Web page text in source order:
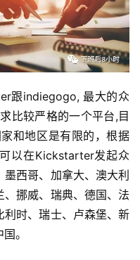
跟indiegogo, 最大的众
比较严格的一个平台,目
和地区是有限的，根据
以在Kickstarter发起众
西哥、加拿大、澳大利
挪威、瑞典、德国、法
利时、瑞士、卢森堡、新
。